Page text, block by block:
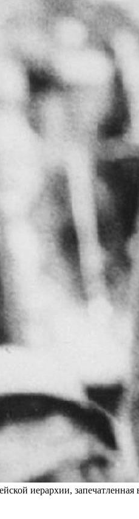
иерархии,